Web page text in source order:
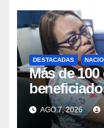
DESTACADAS
Más de
prótesis
AGO 7, 2026